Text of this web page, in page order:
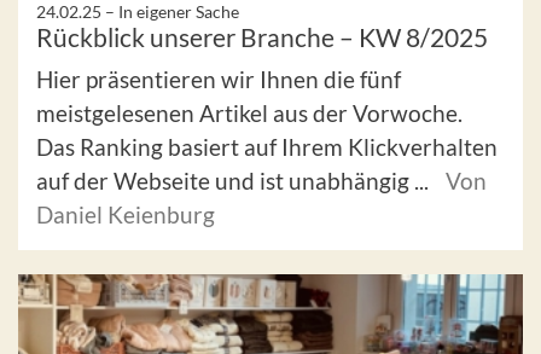
24.02.25 – In eigener Sache
Rückblick unserer Branche – KW 8/2025
Hier präsentieren wir Ihnen die fünf
meistgelesenen Artikel aus der Vorwoche.
Das Ranking basiert auf Ihrem Klickverhalten
auf der Webseite und ist unabhängig ...
Von
Daniel Keienburg